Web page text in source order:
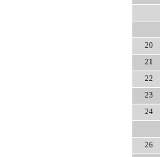
20
21
22
23
24
26